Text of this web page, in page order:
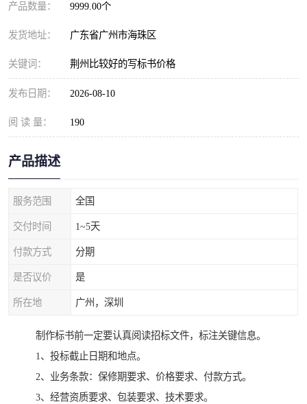
产品数量： 9999.00个
发货地址： 广东省广州市海珠区
关键词： 荆州比较好的写标书价格
发布日期： 2026-08-10
阅 读 量： 190
产品描述
服务范围 全国
交付时间 1~5天
付款方式 分期
是否议价 是
所在地 广州，深圳
制作标书前一定要认真阅读招标文件，标注关键信息。
1、投标截止日期和地点。
2、业务条款：保修期要求、价格要求、付款方式。
3、经营资质要求、包装要求、技术要求。